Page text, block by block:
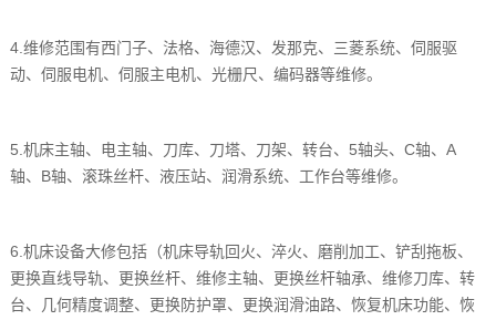
4.维修范围有西门子、法格、海德汉、发那克、三菱系统、伺服驱
动、伺服电机、伺服主电机、光栅尺、编码器等维修。
5.机床主轴、电主轴、刀库、刀塔、刀架、转台、5轴头、C轴、A
轴、B轴、滚珠丝杆、液压站、润滑系统、工作台等维修。
6.机床设备大修包括（机床导轨回火、淬火、磨削加工、铲刮拖板、
更换直线导轨、更换丝杆、维修主轴、更换丝杆轴承、维修刀库、转
台、几何精度调整、更换防护罩、更换润滑油路、恢复机床功能、恢